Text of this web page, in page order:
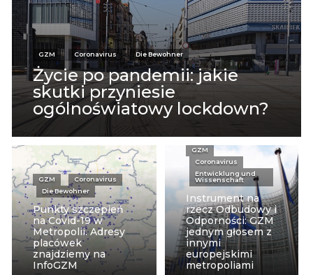
GZM Coronavirus Die Bewohner
Życie po pandemii: jakie
skutki przyniesie
ogólnoświatowy lockdown?
GZM
Coronavirus
Die Bewohner
Punkty szczepień
na Covid-19 w
Metropolii. Adresy
placówek
znajdziemy na
InfoGZM
GZM
Coronavirus
Entwicklung und
Wissenschaft
Instrument na
rzecz Odbudowy i
Odporności: GZM
jednym głosem z
innymi
europejskimi
metropoliami